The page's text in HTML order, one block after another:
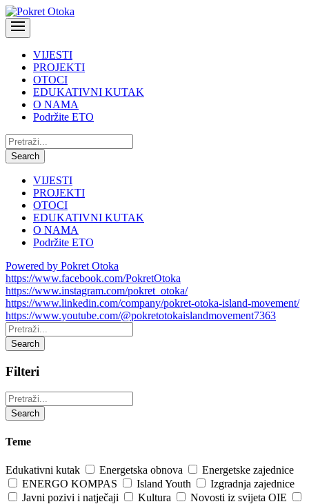
VIJESTI
PROJEKTI
OTOCI
EDUKATIVNI KUTAK
O NAMA
Podržite ETO
Pretraži:
Search
VIJESTI
PROJEKTI
OTOCI
EDUKATIVNI KUTAK
O NAMA
Podržite ETO
Powered by Pokret Otoka
https://www.facebook.com/PokretOtoka
https://www.instagram.com/pokret_otoka/
https://www.linkedin.com/company/pokret-otoka-island-movement/
https://www.youtube.com/@pokretotokaislandmovement7363
Pretraži:
Search
Filteri
Pretraži:
Search
Teme
Edukativni kutak Energetska obnova
Energetske zajednice
ENERGO KOMPAS
Island Youth
Izgradnja zajednice
Javni pozivi i natječaji
Kultura
Novosti iz svijeta OIE